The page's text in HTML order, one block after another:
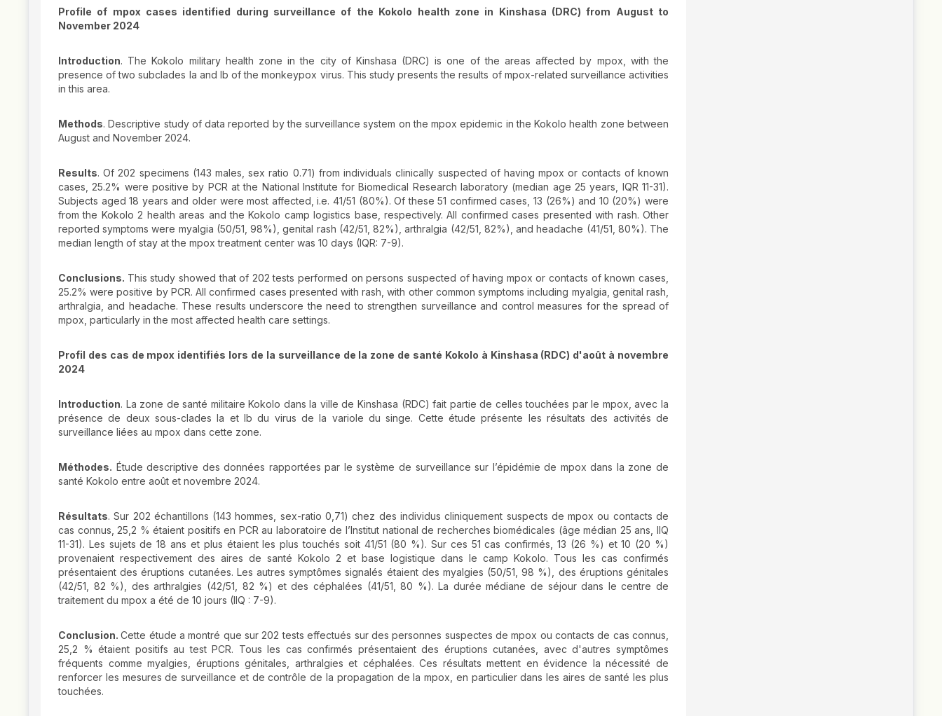
Profile of mpox cases identified during surveillance of the Kokolo health zone in Kinshasa (DRC) from August to
November 2024
Introduction. The Kokolo military health zone in the city of Kinshasa (DRC) is one of the areas affected by mpox, with the
presence of two subclades Ia and Ib of the monkeypox virus. This study presents the results of mpox-related surveillance activities
in this area.
Methods. Descriptive study of data reported by the surveillance system on the mpox epidemic in the Kokolo health zone between
August and November 2024.
Results. Of 202 specimens (143 males, sex ratio 0.71) from individuals clinically suspected of having mpox or contacts of known
cases, 25.2% were positive by PCR at the National Institute for Biomedical Research laboratory (median age 25 years, IQR 11-31).
Subjects aged 18 years and older were most affected, i.e. 41/51 (80%). Of these 51 confirmed cases, 13 (26%) and 10 (20%) were
from the Kokolo 2 health areas and the Kokolo camp logistics base, respectively. All confirmed cases presented with rash. Other
reported symptoms were myalgia (50/51, 98%), genital rash (42/51, 82%), arthralgia (42/51, 82%), and headache (41/51, 80%). The
median length of stay at the mpox treatment center was 10 days (IQR: 7-9).
Conclusions. This study showed that of 202 tests performed on persons suspected of having mpox or contacts of known cases,
25.2% were positive by PCR. All confirmed cases presented with rash, with other common symptoms including myalgia, genital rash,
arthralgia, and headache. These results underscore the need to strengthen surveillance and control measures for the spread of
mpox, particularly in the most affected health care settings.
Profil des cas de mpox identifiés lors de la surveillance de la zone de santé Kokolo à Kinshasa (RDC) d'août à novembre
2024
Introduction. La zone de santé militaire Kokolo dans la ville de Kinshasa (RDC) fait partie de celles touchées par le mpox, avec la
présence de deux sous-clades Ia et Ib du virus de la variole du singe. Cette étude présente les résultats des activités de
surveillance liées au mpox dans cette zone.
Méthodes. Étude descriptive des données rapportées par le système de surveillance sur l’épidémie de mpox dans la zone de
santé Kokolo entre août et novembre 2024.
Résultats. Sur 202 échantillons (143 hommes, sex-ratio 0,71) chez des individus cliniquement suspects de mpox ou contacts de
cas connus, 25,2 % étaient positifs en PCR au laboratoire de l’Institut national de recherches biomédicales (âge médian 25 ans, IIQ
11-31). Les sujets de 18 ans et plus étaient les plus touchés soit 41/51 (80 %). Sur ces 51 cas confirmés, 13 (26 %) et 10 (20 %)
provenaient respectivement des aires de santé Kokolo 2 et base logistique dans le camp Kokolo. Tous les cas confirmés
présentaient des éruptions cutanées. Les autres symptômes signalés étaient des myalgies (50/51, 98 %), des éruptions génitales
(42/51, 82 %), des arthralgies (42/51, 82 %) et des céphalées (41/51, 80 %). La durée médiane de séjour dans le centre de
traitement du mpox a été de 10 jours (IIQ : 7-9).
Conclusion.Cette étude a montré que sur 202 tests effectués sur des personnes suspectes de mpox ou contacts de cas connus,
25,2 % étaient positifs au test PCR. Tous les cas confirmés présentaient des éruptions cutanées, avec d'autres symptômes
fréquents comme myalgies, éruptions génitales, arthralgies et céphalées. Ces résultats mettent en évidence la nécessité de
renforcer les mesures de surveillance et de contrôle de la propagation de la mpox, en particulier dans les aires de santé les plus
touchées.